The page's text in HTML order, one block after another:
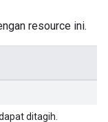
resource ini.
ditagih.